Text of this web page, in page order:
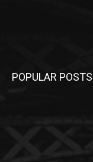
POPULAR POSTS